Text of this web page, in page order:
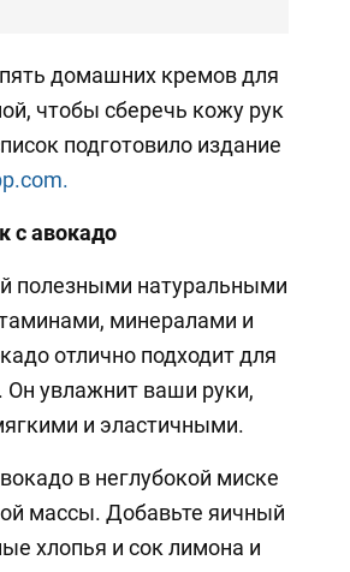
домашних кремов для
чтобы сберечь кожу рук
подготовило издание
с авокадо
полезными натуральными
минералами и
отлично подходит для
увлажнит ваши руки,
и эластичными.
в неглубокой миске
массы. Добавьте яичный
хлопья и сок лимона и